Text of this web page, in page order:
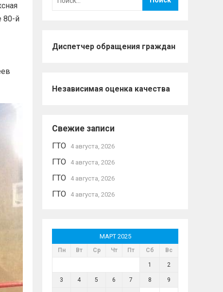
80-й
Диспетчер обращения граждан
Независимая оценка качества
Свежие записи
ГТО 4 августа, 2026
ГТО 4 августа, 2026
ГТО 4 августа, 2026
ГТО 4 августа, 2026
МАРТ 2025
Пн Вт Ср Чт Пт Сб Вс
1 2
3 4 5 6 7 8 9